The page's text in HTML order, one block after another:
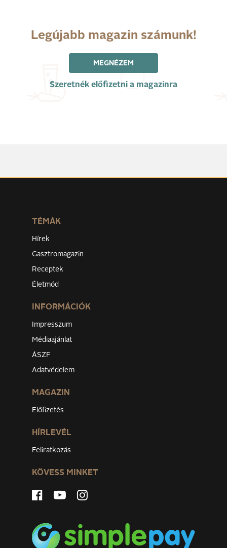
Legújabb magazin számunk!
MEGNÉZEM
Szeretnék előfizetni a magazinra
TÉMÁK
Hírek
Gasztromagazin
Receptek
Életmód
INFORMÁCIÓK
Impresszum
Médiaajánlat
ÁSZF
Adatvédelem
MAGAZIN
Előfizetés
HÍRLEVÉL
Feliratkozás
KÖVESS MINKET